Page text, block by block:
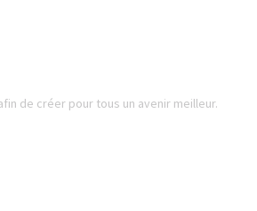
de créer pour tous un avenir meilleur.